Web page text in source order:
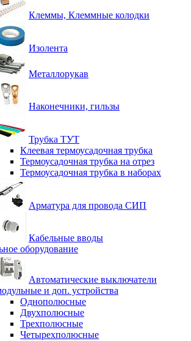
Клеммы, Клеммные колодки
Изолента
Металлорукав
Наконечники, гильзы
Трубка ТУТ
Клеевая термоусадочная трубка
Термоусадочная трубка на отрез
Термоусадочная трубка в наборах
Арматура для провода СИП
Кабельные вводы
оборудование
Автоматические выключатели
и доп. устройства
Однополюсные
Двухполюсные
Трехполюсные
Четырехполюсные